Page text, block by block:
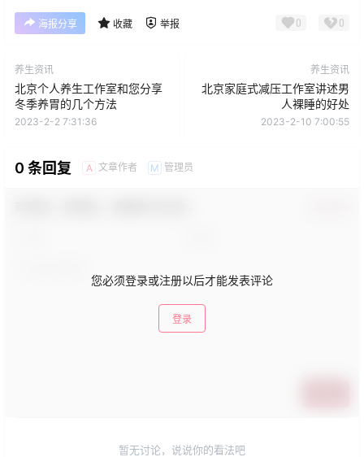
海报分享 收藏 举报 0 0
养生资讯
北京个人养生工作室和您分享
冬季养胃的几个方法
2023-2-2 7:31:36
养生资讯
北京家庭式减压工作室讲述男
人裸睡的好处
2023-2-10 7:00:55
0 条回复 A 文章作者 M 管理员
您必须登录或注册以后才能发表评论
登录
暂无讨论，说说你的看法吧